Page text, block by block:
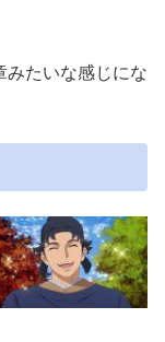
みたいな感じにな